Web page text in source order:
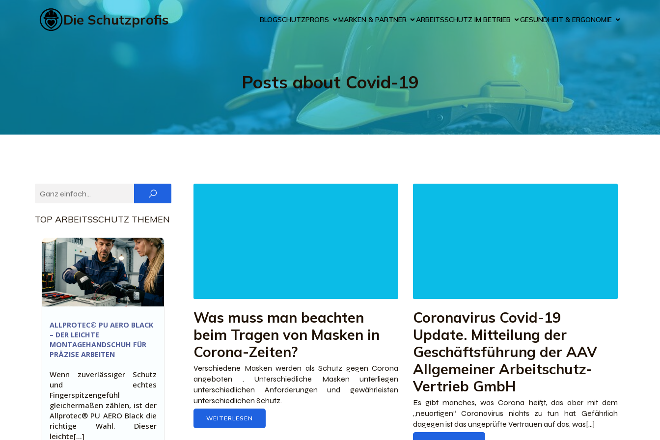
Die Schutzprofis BLOGSCHUTZPROFIS MARKEN & PARTNER ARBEITSSCHUTZ IM BETRIEB GESUNDHEIT & ERGONOMIE
Posts about Covid-19
TOP ARBEITSSCHUTZ THEMEN
ALLPROTEC® PU AERO BLACK
– DER LEICHTE
MONTAGEHANDSCHUH FÜR
PRÄZISE ARBEITEN
Wenn zuverlässiger Schutz
und echtes
Fingerspitzengefühl
gleichermaßen zählen, ist der
Allprotec® PU AERO Black die
richtige Wahl. Dieser
leichte[…]
Was muss man beachten
beim Tragen von Masken in
Corona-Zeiten?
Verschiedene Masken werden als Schutz gegen Corona
angeboten . Unterschiedliche Masken unterliegen
unterschiedlichen Anforderungen und gewährleisten
unterschiedlichen Schutz.
WEITERLESEN
Coronavirus Covid-19
Update. Mitteilung der
Geschäftsführung der AAV
Allgemeiner Arbeitschutz-
Vertrieb GmbH
Es gibt manches, was Corona heißt, das aber mit dem
„neuartigen“ Coronavirus nichts zu tun hat. Gefährlich
dagegen ist das ungeprüfte Vertrauen auf das, was[…]